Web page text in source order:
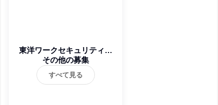
東洋ワークセキュリティ株
式会社
その他の募集
すべて見る